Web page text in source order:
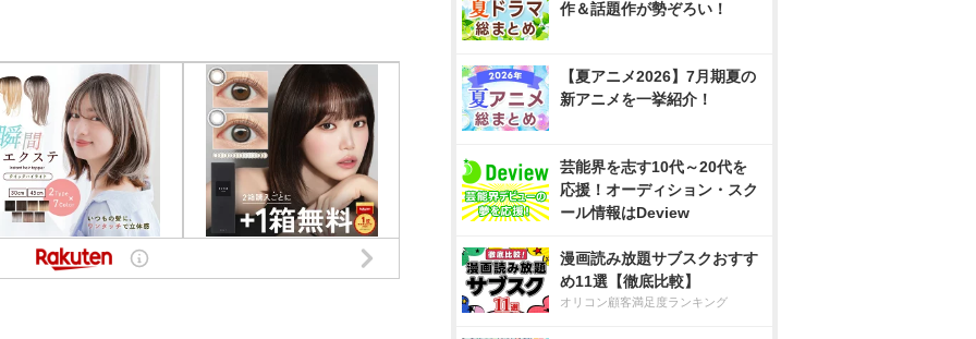
作＆話題作が勢ぞろい！
【夏アニメ2026】7月期夏の
新アニメを一挙紹介！
芸能界を志す10代～20代を
応援！オーディション・スク
ール情報はDeview
漫画読み放題サブスクおすす
め11選【徹底比較】
オリコン顧客満足度ランキング